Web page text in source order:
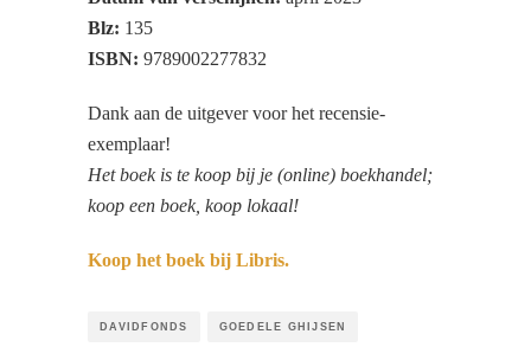
Blz: 135
ISBN: 9789002277832
Dank aan de uitgever voor het recensie-
exemplaar!
Het boek is te koop bij je (online) boekhandel;
koop een boek, koop lokaal!
Koop het boek bij Libris.
DAVIDFONDS GOEDELE GHIJSEN